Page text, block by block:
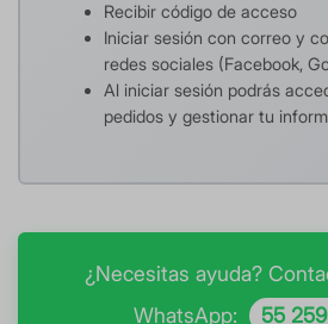
Recibir código de acceso
Iniciar sesión con correo y
redes sociales (Facebook,
Al iniciar sesión podrás
pedidos y gestionar tu
¿Necesitas ayuda?
WhatsApp:
55